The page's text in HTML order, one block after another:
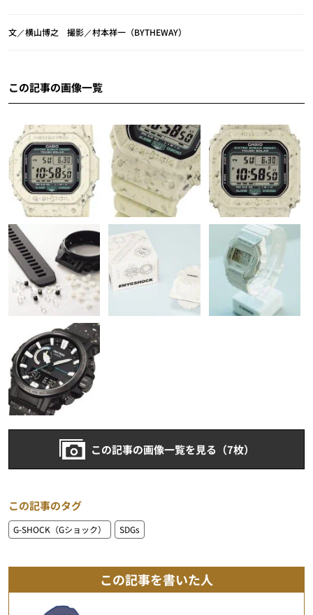
文／横山博之 撮影／村本祥一（BYTHEWAY）
この記事の画像一覧
この記事の画像一覧を見る（7枚）
この記事のタグ
G-SHOCK（Gショック） SDGs
この記事を書いた人